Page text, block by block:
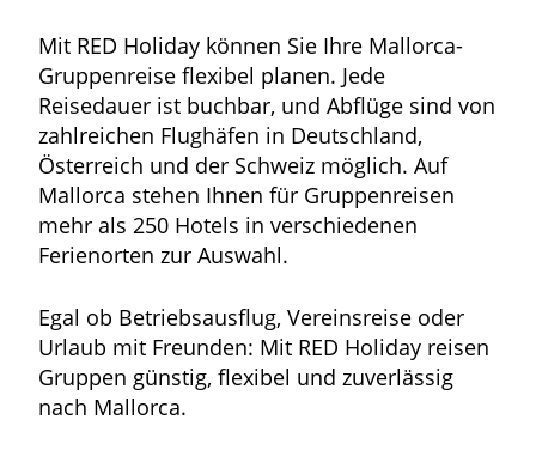
Mit RED Holiday können Sie Ihre Mallorca-
Gruppenreise flexibel planen. Jede
Reisedauer ist buchbar, und Abflüge sind von
zahlreichen Flughäfen in Deutschland,
Österreich und der Schweiz möglich. Auf
Mallorca stehen Ihnen für Gruppenreisen
mehr als 250 Hotels in verschiedenen
Ferienorten zur Auswahl.
Egal ob Betriebsausflug, Vereinsreise oder
Urlaub mit Freunden: Mit RED Holiday reisen
Gruppen günstig, flexibel und zuverlässig
nach Mallorca.